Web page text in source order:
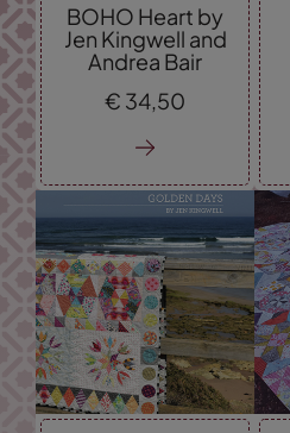
BOHO Heart by
Jen Kingwell and
Andrea Bair
€ 34, 50